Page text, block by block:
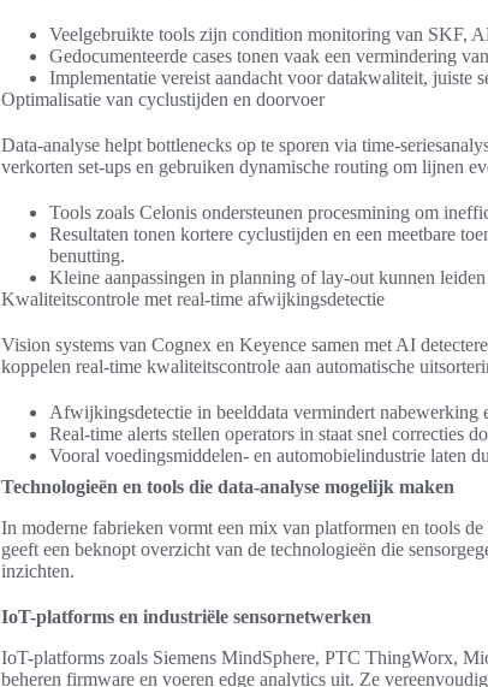
Veelgebruikte tools zijn condition monitoring van SKF,
Gedocumenteerde cases tonen vaak een vermindering
Implementatie vereist aandacht voor datakwaliteit, juiste
Optimalisatie van cyclustijden en doorvoer
Data-analyse helpt bottlenecks op te sporen via time-
verkorten set-ups en gebruiken dynamische routing om lijnen
Tools zoals Celonis ondersteunen procesmining om
Resultaten tonen kortere cyclustijden en een meetbare
benutting.
Kleine aanpassingen in planning of lay-out kunnen
Kwaliteitscontrole met real-time afwijkingsdetectie
Vision systems van Cognex en Keyence samen met AI
koppelen real-time kwaliteitscontrole aan automatische
Afwijkingsdetectie in beelddata vermindert nabewerking
Real-time alerts stellen operators in staat snel correcties
Vooral voedingsmiddelen- en automobielindustrie laten
Technologieën en tools die data-analyse mogelijk maken
In moderne fabrieken vormt een mix van platformen en tools
geeft een beknopt overzicht van de technologieën die
inzichten.
IoT-platforms en industriële sensornetwerken
IoT-platforms zoals Siemens MindSphere, PTC ThingWorx,
beheren firmware en voeren edge analytics uit. Ze